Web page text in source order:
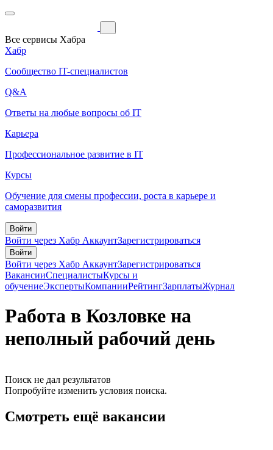
Все сервисы Хабра
Хабр
Сообщество IT-специалистов
Q&A
Ответы на любые вопросы об IT
Карьера
Профессиональное развитие в IT
Курсы
Обучение для смены профессии, роста в карьере и
саморазвития
Войти
Войти через Хабр АккаунтЗарегистрироваться
Войти
Войти через Хабр АккаунтЗарегистрироваться
ВакансииСпециалистыКурсы и
обучениеЭкспертыКомпанииРейтингЗарплатыЖурнал
Работа в Козловке на
неполный рабочий день
Поиск не дал результатов
Попробуйте изменить условия поиска.
Смотреть ещё вакансии